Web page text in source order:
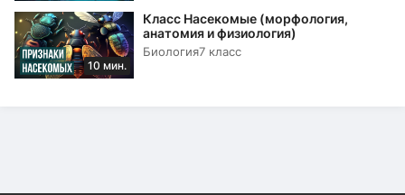
10 мин.
Класс Насекомые (морфология,
анатомия и физиология)
Биология7 класс